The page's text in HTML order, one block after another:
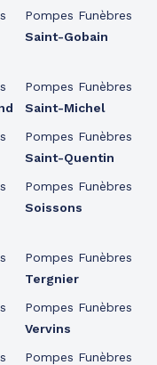
Pompes Funèbres
Saint-Gobain
Pompes Funèbres
Saint-Michel
Pompes Funèbres
Saint-Quentin
Pompes Funèbres
Soissons
Pompes Funèbres
Tergnier
Pompes Funèbres
Vervins
Pompes Funèbres